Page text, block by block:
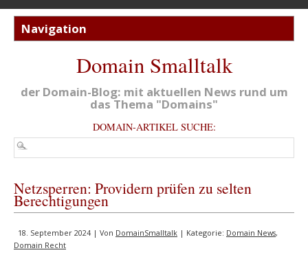
Domain Smalltalk
der Domain-Blog: mit aktuellen News rund um
das Thema "Domains"
DOMAIN-ARTIKEL SUCHE:
Netzsperren: Providern prüfen zu selten
Berechtigungen
18. September 2024 | Von DomainSmalltalk | Kategorie: Domain News,
Domain Recht